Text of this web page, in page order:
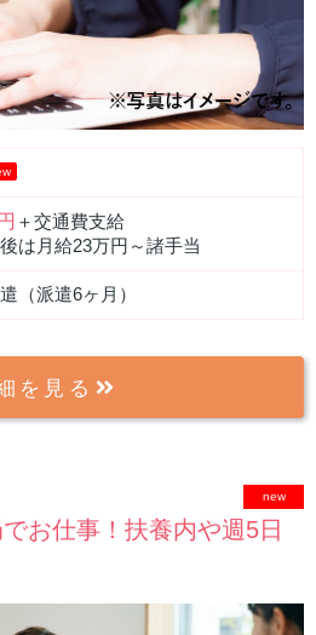
＋交通費支給
は月給23万円～諸手当
（派遣6ヶ月）
を見る
new
お仕事！扶養内や週5日